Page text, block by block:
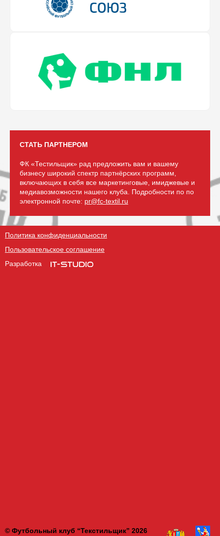
СТАТЬ ПАРТНЕРОМ
ФК «Тестильщик» рад предложить вам и вашему
бизнесу широкий спектр партнёрских программ,
включающих в себя все маркетинговые, имиджевые и
медиавозможности нашего клуба. Подробности по по
электронной почте: pr@fc-textil.ru
Политика конфиденциальности
Пользовательское соглашение
Разработка
© Футбольный клуб “Текстильщик” 2026